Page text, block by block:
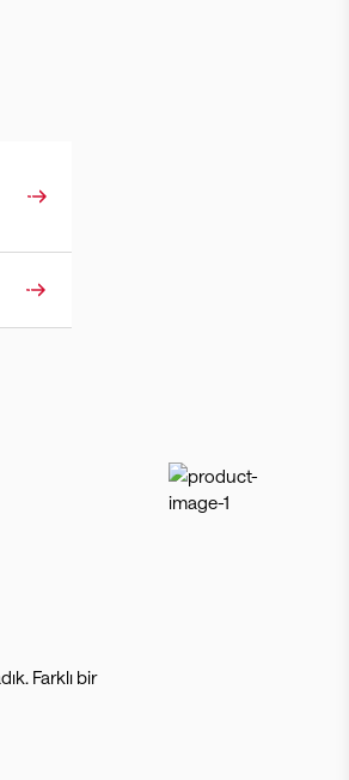
Farklı bir